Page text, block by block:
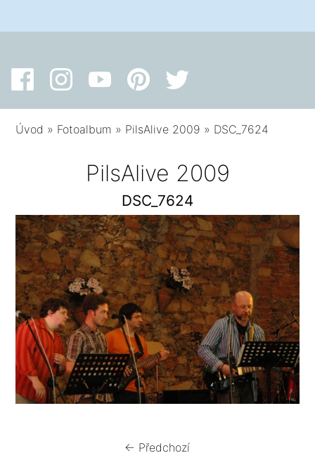
Úvod » Fotoalbum » PilsAlive 2009 » DSC_7624
PilsAlive 2009
DSC_7624
← Předchozí